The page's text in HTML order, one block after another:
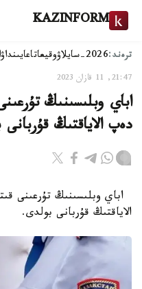
KAZINFORM
ترەند:2026-سايلاۋ وقيعاتاعايىنداۋ
21:47, 11 قازان 2023
اباي وبلىسىنىڭ
دەپ الاياقتىڭ
اباي وبلىسىنىڭ تۇرعىنى
الاياقتىڭ قۇربانى بولدى.